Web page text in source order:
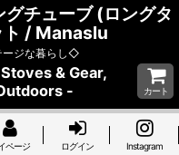
チューブ (ロングタ
ト / Manaslu
ージな暮らし◇
& Gear,
-
カート
ページ ログイン Instagram